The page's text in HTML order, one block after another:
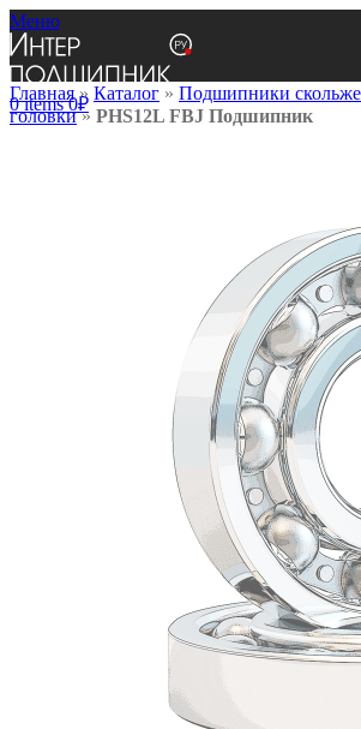
Меню
0items 0₽
Главная» Каталог » Подшипники
головки» PHS12L FBJ Подшипник